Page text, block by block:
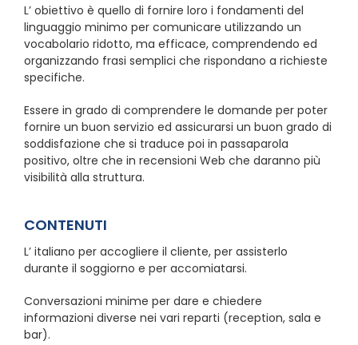
L’ obiettivo è quello di fornire loro i fondamenti del
linguaggio minimo per comunicare utilizzando un
vocabolario ridotto, ma efficace, comprendendo ed
organizzando frasi semplici che rispondano a richieste
specifiche.
Essere in grado di comprendere le domande per poter
fornire un buon servizio ed assicurarsi un buon grado di
soddisfazione che si traduce poi in passaparola
positivo, oltre che in recensioni Web che daranno più
visibilità alla struttura.
CONTENUTI
L’ italiano per accogliere il cliente, per assisterlo
durante il soggiorno e per accomiatarsi.
Conversazioni minime per dare e chiedere
informazioni diverse nei vari reparti (reception, sala e
bar).